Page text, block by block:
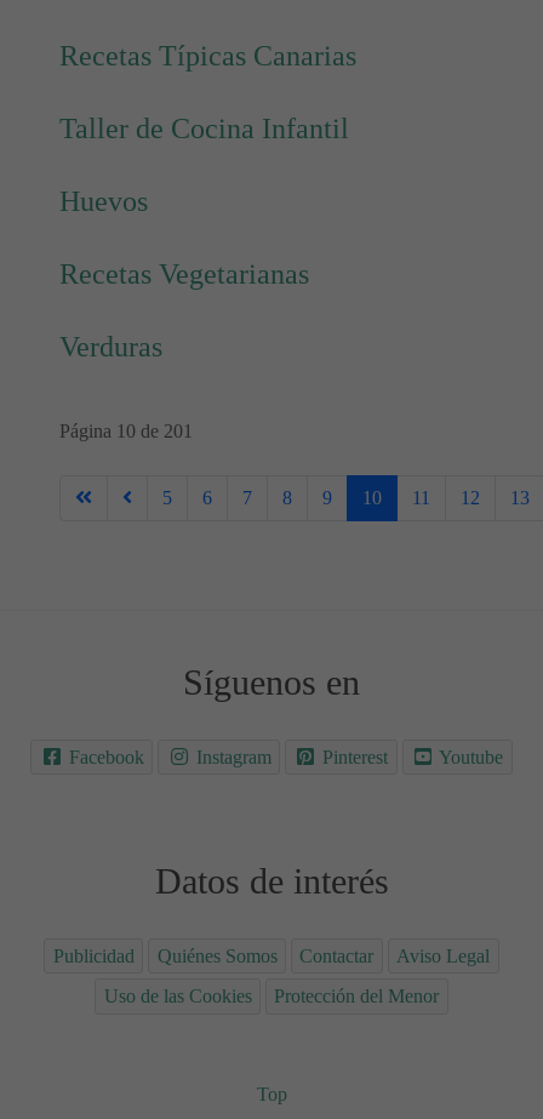
Recetas Típicas Canarias
Taller de Cocina Infantil
Huevos
Recetas Vegetarianas
Verduras
Página 10 de 201
5 6 7 8 9 10 11 12 13
Síguenos en
Facebook Instagram Pinterest Youtube
Datos de interés
Publicidad Quiénes Somos Contactar
Aviso Legal
Uso de las Cookies
Protección del Menor
Top